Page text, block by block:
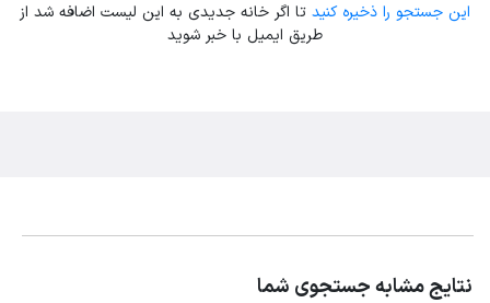
این جستجو را ذخیره کنید تا اگر خانه جدیدی به این لیست اضافه شد از
طریق ایمیل با خبر شوید
نتایج مشابه جستجوی شما